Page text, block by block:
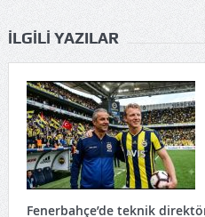
İLGILI YAZILAR
Fenerbahçe’de teknik